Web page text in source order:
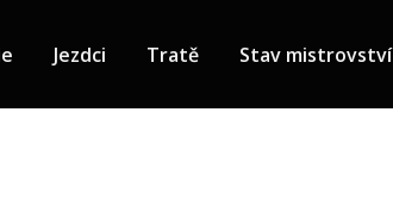
Jezdci Tratě Stav mistrovství